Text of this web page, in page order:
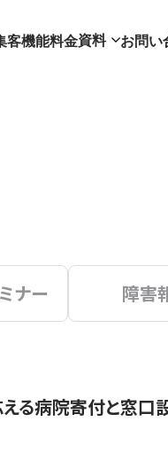
客機能料金資料 お問い
ナー 障害
る病院寄付と窓口